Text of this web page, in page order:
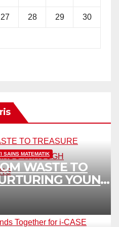
27 28 29 30
SAINS MATEMATIK
WASTE TO
YOUNG